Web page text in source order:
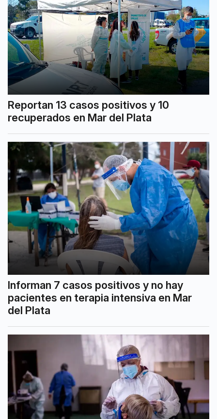
Reportan 13 casos positivos y 10
recuperados en Mar del Plata
Informan 7 casos positivos y no hay
pacientes en terapia intensiva en Mar
del Plata